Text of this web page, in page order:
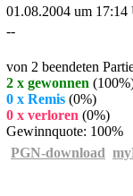
01.08.2004 um 17:14
--
von 2 beendeten
2 x gewonnen
0 x Remis (0%)
0 x verloren (0%)
Gewinnquote: 100%
PGN-download